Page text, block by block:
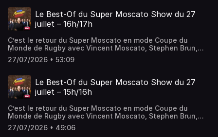
quizz sportif, le Kikadi.
Le Best-Of du Super Moscato Show du 27
juillet – 16h/17h
C’est le retour du Super Moscato en mode Coupe du
Monde de Rugby avec Vincent Moscato, Stephen Brun,
Éric Di Meco, Denis Charvet et Marion Bartoli. Au
programme de cette deuxième heure: les meilleurs débats
deuxième édition du Journal Moyen.
27/07/2026 • 53:09
Le Best-Of du Super Moscato Show du 27
juillet – 15h/16h
C’est le retour du Super Moscato en mode Coupe du
Monde de Rugby avec Vincent Moscato, Stephen Brun,
Éric Di Meco, Denis Charvet et Marion Bartoli. Au
programme de cette première heure: les meilleurs débats
27/07/2026 • 49:06